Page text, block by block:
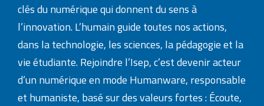
clés du numérique qui donnent du sens à
l’innovation. L’humain guide toutes nos actions,
dans la technologie, les sciences, la pédagogie et la
vie étudiante. Rejoindre l’Isep, c’est devenir acteur
d’un numérique en mode Humanware, responsable
et humaniste, basé sur des valeurs fortes : Écoute,